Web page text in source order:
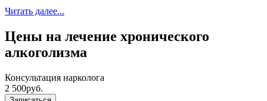
Читать далее...
Цены на лечение хронического
алкоголизма
Консультация нарколога
2 500руб.